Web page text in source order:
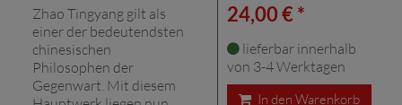
Zhao Tingyang gilt als
einer der bedeutendsten
chinesischen
Philosophen der
Gegenwart. Mit diesem
24,00 € *
lieferbar innerhalb
von 3-4 Werktagen
In den Warenkorb